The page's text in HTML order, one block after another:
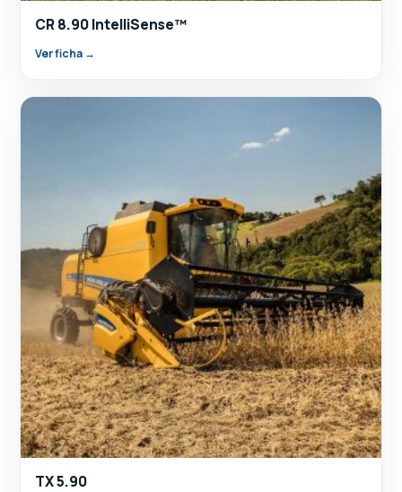
CR 8.90 IntelliSense™
Ver ficha →
TX 5.90